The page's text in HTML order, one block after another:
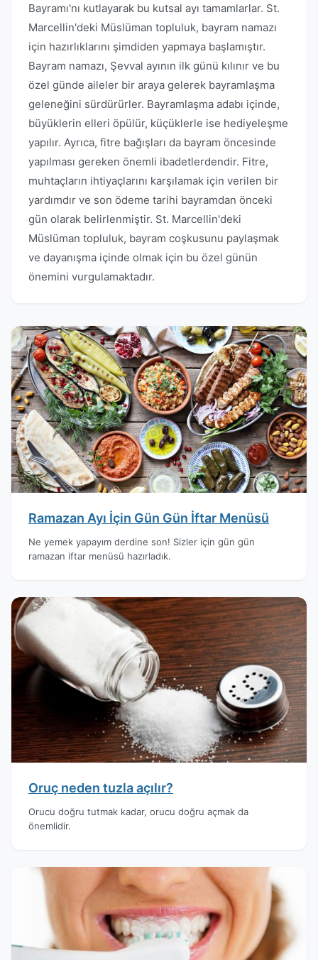
Bayramı'nı kutlayarak bu kutsal ayı tamamlarlar. St.
Marcellin'deki Müslüman topluluk, bayram namazı
için hazırlıklarını şimdiden yapmaya başlamıştır.
Bayram namazı, Şevval ayının ilk günü kılınır ve bu
özel günde aileler bir araya gelerek bayramlaşma
geleneğini sürdürürler. Bayramlaşma adabı içinde,
büyüklerin elleri öpülür, küçüklerle ise hediyeleşme
yapılır. Ayrıca, fitre bağışları da bayram öncesinde
yapılması gereken önemli ibadetlerdendir. Fitre,
muhtaçların ihtiyaçlarını karşılamak için verilen bir
yardımdır ve son ödeme tarihi bayramdan önceki
gün olarak belirlenmiştir. St. Marcellin'deki
Müslüman topluluk, bayram coşkusunu paylaşmak
ve dayanışma içinde olmak için bu özel günün
önemini vurgulamaktadır.
Ramazan Ayı İçin Gün Gün İftar Menüsü
Ne yemek yapayım derdine son! Sizler için gün gün
ramazan iftar menüsü hazırladık.
Oruç neden tuzla açılır?
Orucu doğru tutmak kadar, orucu doğru açmak da
önemlidir.